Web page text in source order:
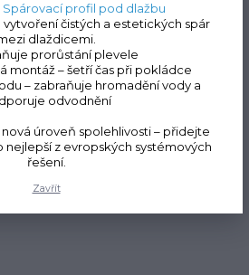
liště
- 90°
Spárovací profil pod dlažbu
čistých a estetických spár
dlaždicemi.
prorůstání plevele
montáž – šetří čas při pokládce
– zabraňuje hromadění vody a
odvodnění
nová úroveň spolehlivosti – přidejte
z evropských systémových
řešení.
Zavřít